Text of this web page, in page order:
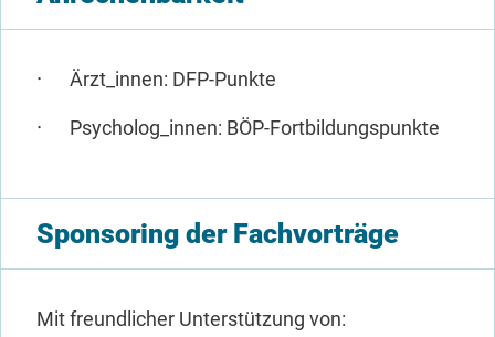
Ärzt_innen: DFP-Punkte
Psycholog_innen: BÖP-Fortbildungspunkte
Sponsoring der Fachvorträge
Mit freundlicher Unterstützung von: